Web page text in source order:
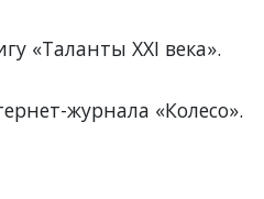
«Таланты ХХI века».
журнала «Колесо».